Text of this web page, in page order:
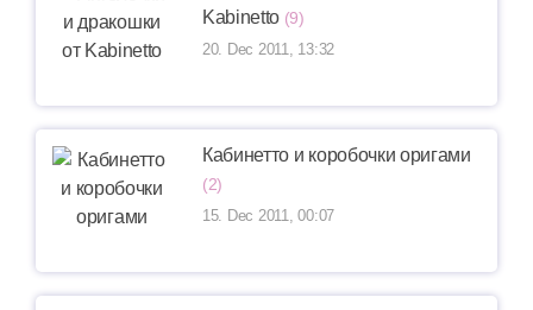
Kabinetto (9)
20. Dec 2011, 13:32
Кабинетто и коробочки оригами
(2)
15. Dec 2011, 00:07